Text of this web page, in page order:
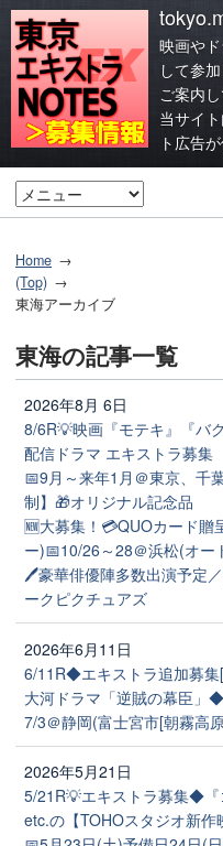
映画や
して参
ご案内し
当サイ
ト広告
Home
(Top)
東海アーカイブ
東海の記事一覧
2026年8月 6日
8/6R💡映画『モテキ』『バ
配信ドラマ エキストラ募集
📅9月～来年1月＠東京、千
制】🎁オリジナル記念品
🆕大募集！💳QUOカード贈
ー)📅10/26～28＠浜松(オー
🖊豪華俳優陣多数出演予定
ークピクチュアズ
2026年6月11日
6/11R◆エキストラ追加募
大河ドラマ「逆賊の幕臣
7/3＠静岡(富士宮市[朝霧高
2026年5月21日
5/21R💡エキストラ募集◆『
etc.の【TOHOスタジオ新作